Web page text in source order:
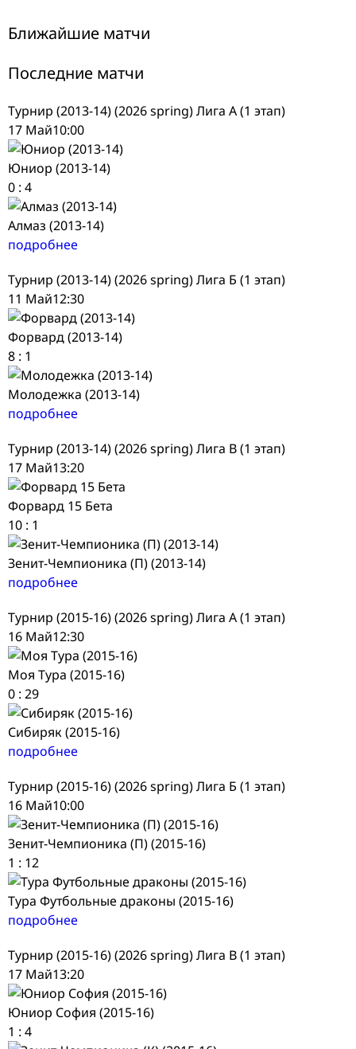
Ближайшие матчи
Последние матчи
Турнир (2013-14) (2026 spring) Лига А (1 этап)
17 Май10:00
Юниор (2013-14)
0 : 4
Алмаз (2013-14)
подробнее
Турнир (2013-14) (2026 spring) Лига Б (1 этап)
11 Май12:30
Форвард (2013-14)
8 : 1
Молодежка (2013-14)
подробнее
Турнир (2013-14) (2026 spring) Лига В (1 этап)
17 Май13:20
Форвард 15 Бета
10 : 1
Зенит-Чемпионика (П) (2013-14)
подробнее
Турнир (2015-16) (2026 spring) Лига А (1 этап)
16 Май12:30
Моя Тура (2015-16)
0 : 29
Сибиряк (2015-16)
подробнее
Турнир (2015-16) (2026 spring) Лига Б (1 этап)
16 Май10:00
Зенит-Чемпионика (П) (2015-16)
1 : 12
Тура Футбольные драконы (2015-16)
подробнее
Турнир (2015-16) (2026 spring) Лига В (1 этап)
17 Май13:20
Юниор София (2015-16)
1 : 4